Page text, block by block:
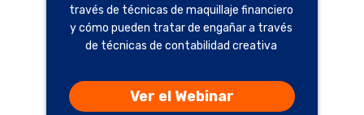
través de técnicas de maquillaje financiero
y cómo pueden tratar de engañar a través
de técnicas de contabilidad creativa
Ver el Webinar